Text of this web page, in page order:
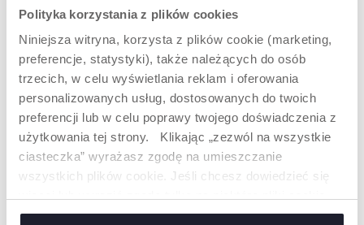
Polityka korzystania z plików cookies
Niniejsza witryna, korzysta z plików cookie (marketing,
preferencje, statystyki), także należących do osób
trzecich, w celu wyświetlania reklam i oferowania
personalizowanych usług, dostosowanych do twoich
preferencji lub w celu poprawy twojego doświadczenia z
użytkowania tej strony. Klikając „zezwól na wszystkie
ciasteczka” wyrażasz zgodę na umieszczanie
wszystkich plików cookie. Jeśli chcesz dowiedzieć się
kliknij „Ustawienia”. Zamykając ten baner, wyrażasz
MASKOTKA INTERAKTYWNA DLA
NIEMOWLAKA – JAK WSPIERA
ROZWÓJ?
W pierwszych miesiącach życia dziecko poznaje świat
głównie przez dotyk, dźwięk i obserwację. Maskotka
interaktywna dla niemowlaka łączy te elementy, oferując
różne bodźce – miękkie materiały, kontrastowe detale czy
proste aktywności manualne. Takie rozwiązania pomagają
Czytaj więcej